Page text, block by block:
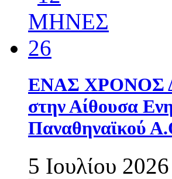
ΕΝΑΣ ΧΡΟΝΟΣ
στην Αίθουσα
Παναθηναϊκού
5 Ιουλίου 2026